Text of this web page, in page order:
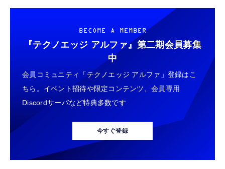
BECOME A MEMBER
『テクノエッジ アルファ』 第二期会員募集
中
会員コミュニティ「テクノエッジ アルファ」登録はこ
ちら。イベント招待や限定コンテンツ、会員専用
Discordサーバなど特典多数です
今すぐ登録